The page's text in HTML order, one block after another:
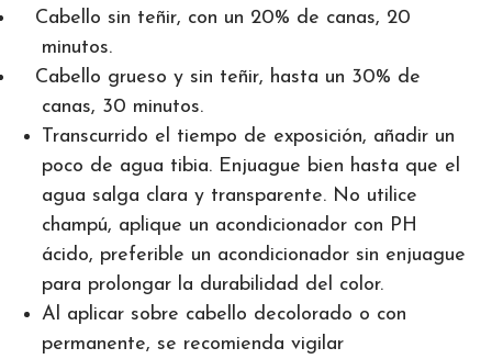
Cabello sin teñir, con un 20% de canas, 20
minutos.
Cabello grueso y sin teñir, hasta un 30% de
canas, 30 minutos.
Transcurrido el tiempo de exposición, añadir un
poco de agua tibia. Enjuague bien hasta que el
agua salga clara y transparente. No utilice
champú, aplique un acondicionador con PH
ácido, preferible un acondicionador sin enjuague
para prolongar la durabilidad del color.
Al aplicar sobre cabello decolorado o con
permanente, se recomienda vigilar